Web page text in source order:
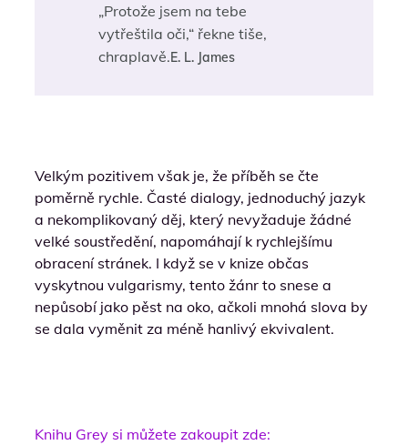
„Protože jsem na tebe
vytřeštila oči,“ řekne tiše,
chraplavě.E. L. James
Velkým pozitivem však je, že příběh se čte
poměrně rychle. Časté dialogy, jednoduchý jazyk
a nekomplikovaný děj, který nevyžaduje žádné
velké soustředění, napomáhají k rychlejšímu
obracení stránek. I když se v knize občas
vyskytnou vulgarismy, tento žánr to snese a
nepůsobí jako pěst na oko, ačkoli mnohá slova by
se dala vyměnit za méně hanlivý ekvivalent.
Knihu Grey si můžete zakoupit zde: